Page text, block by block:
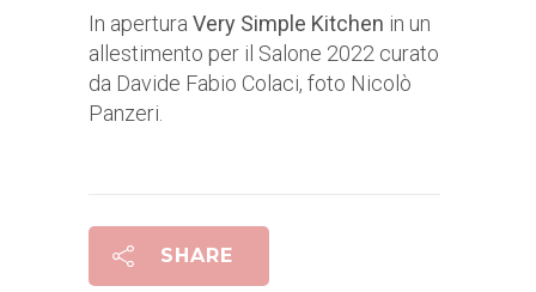
In apertura Very Simple Kitchen in un
allestimento per il Salone 2022 curato
da Davide Fabio Colaci, foto Nicolò
Panzeri.
SHARE